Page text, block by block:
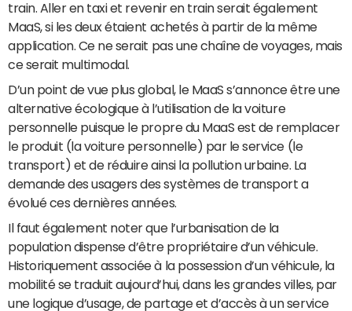
train. Aller en taxi et revenir en train serait également
MaaS, si les deux étaient achetés à partir de la même
application. Ce ne serait pas une chaîne de voyages, mais
ce serait multimodal.
D’un point de vue plus global, le MaaS s’annonce être une
alternative écologique à l’utilisation de la voiture
personnelle puisque le propre du MaaS est de remplacer
le produit (la voiture personnelle) par le service (le
transport) et de réduire ainsi la pollution urbaine. La
demande des usagers des systèmes de transport a
évolué ces dernières années.
Il faut également noter que l’urbanisation de la
population dispense d’être propriétaire d’un véhicule.
Historiquement associée à la possession d’un véhicule, la
mobilité se traduit aujourd’hui, dans les grandes villes, par
une logique d’usage, de partage et d’accès à un service